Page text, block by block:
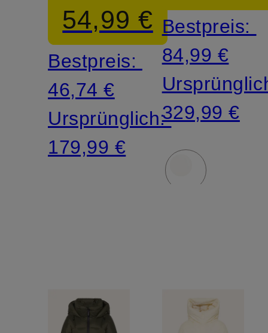
54,99 €
Bestpreis:
46,74 €
Ursprünglich:
179,99 €
Bestpreis:
84,99 €
329,99 €